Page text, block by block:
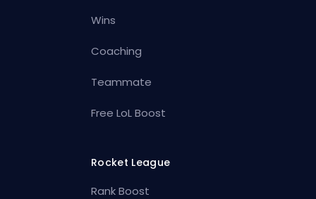
Wins
Coaching
Teammate
Free LoL Boost
Rocket League
Rank Boost